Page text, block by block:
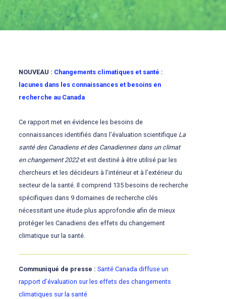
NOUVEAU : Changements climatiques et santé :
lacunes dans les connaissances et besoins en
recherche au Canada
Ce rapport met en évidence les besoins de
connaissances identifiés dans l’évaluation scientifique La
santé des Canadiens et des Canadiennes dans un climat
en changement 2022et est destiné à être utilisé par les
chercheurs et les décideurs à l’intérieur et à l’extérieur du
secteur de la santé. Il comprend 135 besoins de recherche
spécifiques dans 9 domaines de recherche clés
nécessitant une étude plus approfondie afin de mieux
protéger les Canadiens des effets du changement
climatique sur la santé.
Communiqué de presse : Santé Canada diffuse un
rapport d’évaluation sur les effets des changements
climatiques sur la santé